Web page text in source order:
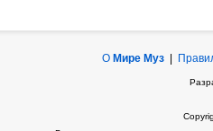
О Мире Муз|